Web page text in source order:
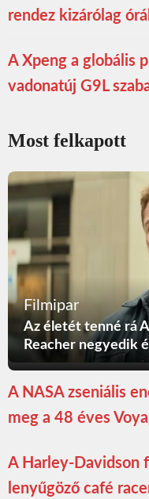
rendez kizárólag
A Xpeng a globális
vadonatúj G9L
Most felkapott
Filmipar
Az életét tenné rá
Reacher negyedik
A NASA zseniális
meg a 48 éves
A Harley-Davidson
lenyűgöző café